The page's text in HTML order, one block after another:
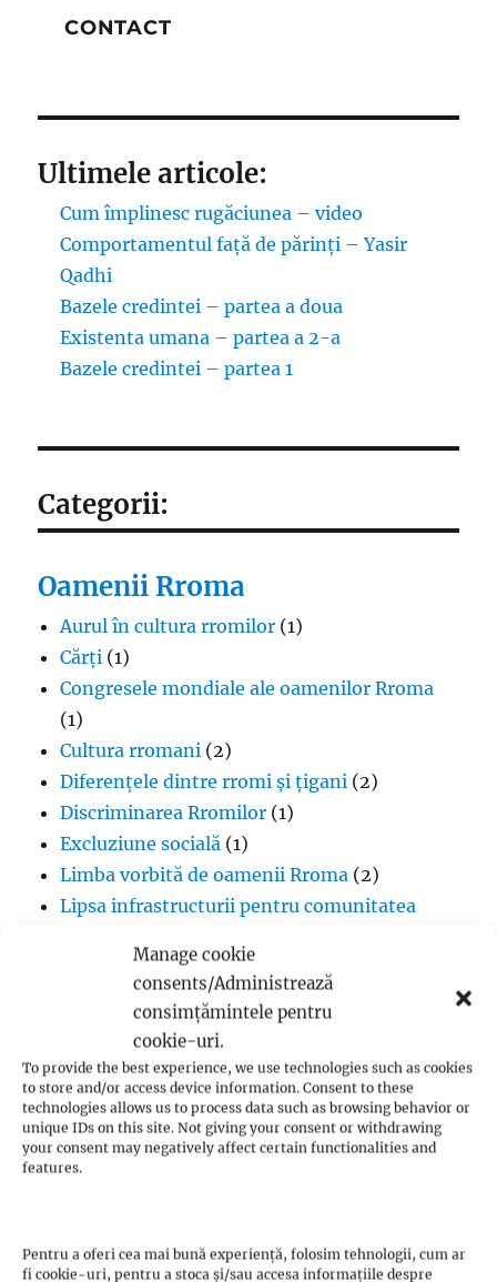
Manage cookie
consents/Administrează
consimțămintele pentru
cookie-uri.
To provide the best experience, we use technologies such as cookies
to store and/or access device information. Consent to these
technologies allows us to process data such as browsing behavior or
unique IDs on this site. Not giving your consent or withdrawing
your consent may negatively affect certain functionalities and
features.
Pentru a oferi cea mai bună experiență, folosim tehnologii, cum ar
fi cookie-uri, pentru a stoca și/sau accesa informațiile despre
CONTACT
Ultimele articole:
Cum împlinesc rugăciunea – video
Comportamentul față de părinți – Yasir
Qadhi
Bazele credintei – partea a doua
Existenta umana – partea a 2-a
Bazele credintei – partea 1
Categorii:
Oamenii Rroma
Aurul în cultura rromilor (1)
Cărți (1)
Congresele mondiale ale oamenilor Rroma
(1)
Cultura rromani (2)
Diferențele dintre rromi și țigani (2)
Discriminarea Rromilor (1)
Excluziune socială (1)
Limba vorbită de oamenii Rroma (2)
Lipsa infrastructurii pentru comunitatea
(1)
Proverbe din cultura Rroma
Romii și cultul creștin
(1)
Rromii căldărari: tradiții și meșteșuguri (1)
Rromii în melodiile trupei Pheonix(1)
Rromii slătari: tradiții și istorie(1)
Sclavia rromilor(1)